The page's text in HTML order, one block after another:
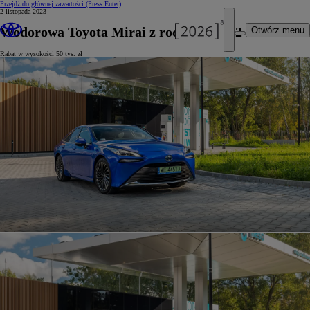
Przejdź do głównej zawartości (Press Enter)
Otwórz menu
2 listopada 2023
Wodorowa Toyota Mirai z rocznika 2022
Rabat w wysokości 50 tys. zł